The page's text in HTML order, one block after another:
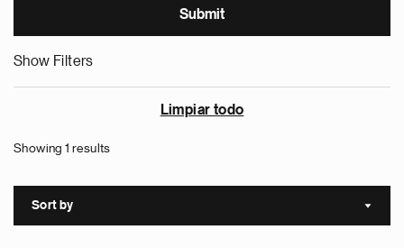
Show Filters
Limpiar todo
Showing 1 results
Sort by Sort